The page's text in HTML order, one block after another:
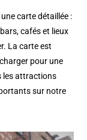
carte détaillée :
cafés et lieux
La carte est
pour une
les attractions
sur notre